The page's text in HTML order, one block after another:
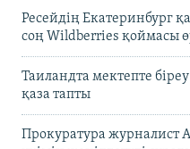
Ресейдің Екатеринбург
соң Wildberries қоймасы
Таиландта мектепте
қаза тапты
Прокуратура журналист